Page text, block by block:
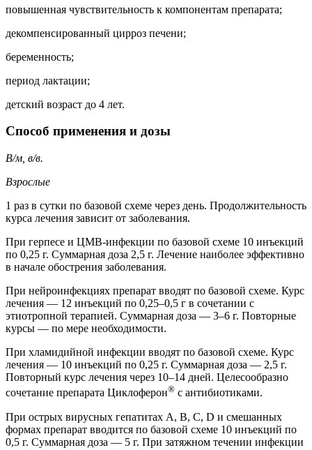
повышенная чувствительность к компонентам препарата;
декомпенсированный цирроз печени;
беременность;
период лактации;
детский возраст до 4 лет.
Способ применения и дозы
В/м, в/в.
Взрослые
1 раз в сутки по базовой схеме через день. Продолжительность
курса лечения зависит от заболевания.
При герпесе и ЦМВ-инфекции по базовой схеме 10 инъекций
по 0,25 г. Суммарная доза 2,5 г. Лечение наиболее эффективно
в начале обострения заболевания.
При нейроинфекциях препарат вводят по базовой схеме. Курс
лечения — 12 инъекций по 0,25–0,5 г в сочетании с
этиотропной терапией. Суммарная доза — 3–6 г. Повторные
курсы — по мере необходимости.
При хламидийной инфекции вводят по базовой схеме. Курс
лечения — 10 инъекций по 0,25 г. Суммарная доза — 2,5 г.
Повторный курс лечения через 10–14 дней. Целесообразно
сочетание препарата Циклоферон® с антибиотиками.
При острых вирусных гепатитах А, В, С, D и смешанных
формах препарат вводится по базовой схеме 10 инъекций по
0,5 г. Суммарная доза — 5 г. При затяжном течении инфекции